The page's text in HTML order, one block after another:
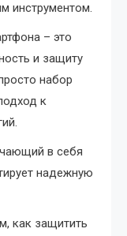
инструментом.
– это
и защиту
набор
к
в себя
надежную
как защитить